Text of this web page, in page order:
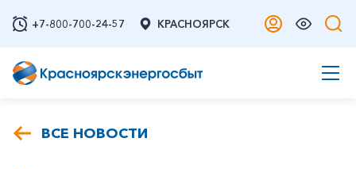
+7-800-700-24-57 КРАСНОЯРСК
ВСЕ НОВОСТИ